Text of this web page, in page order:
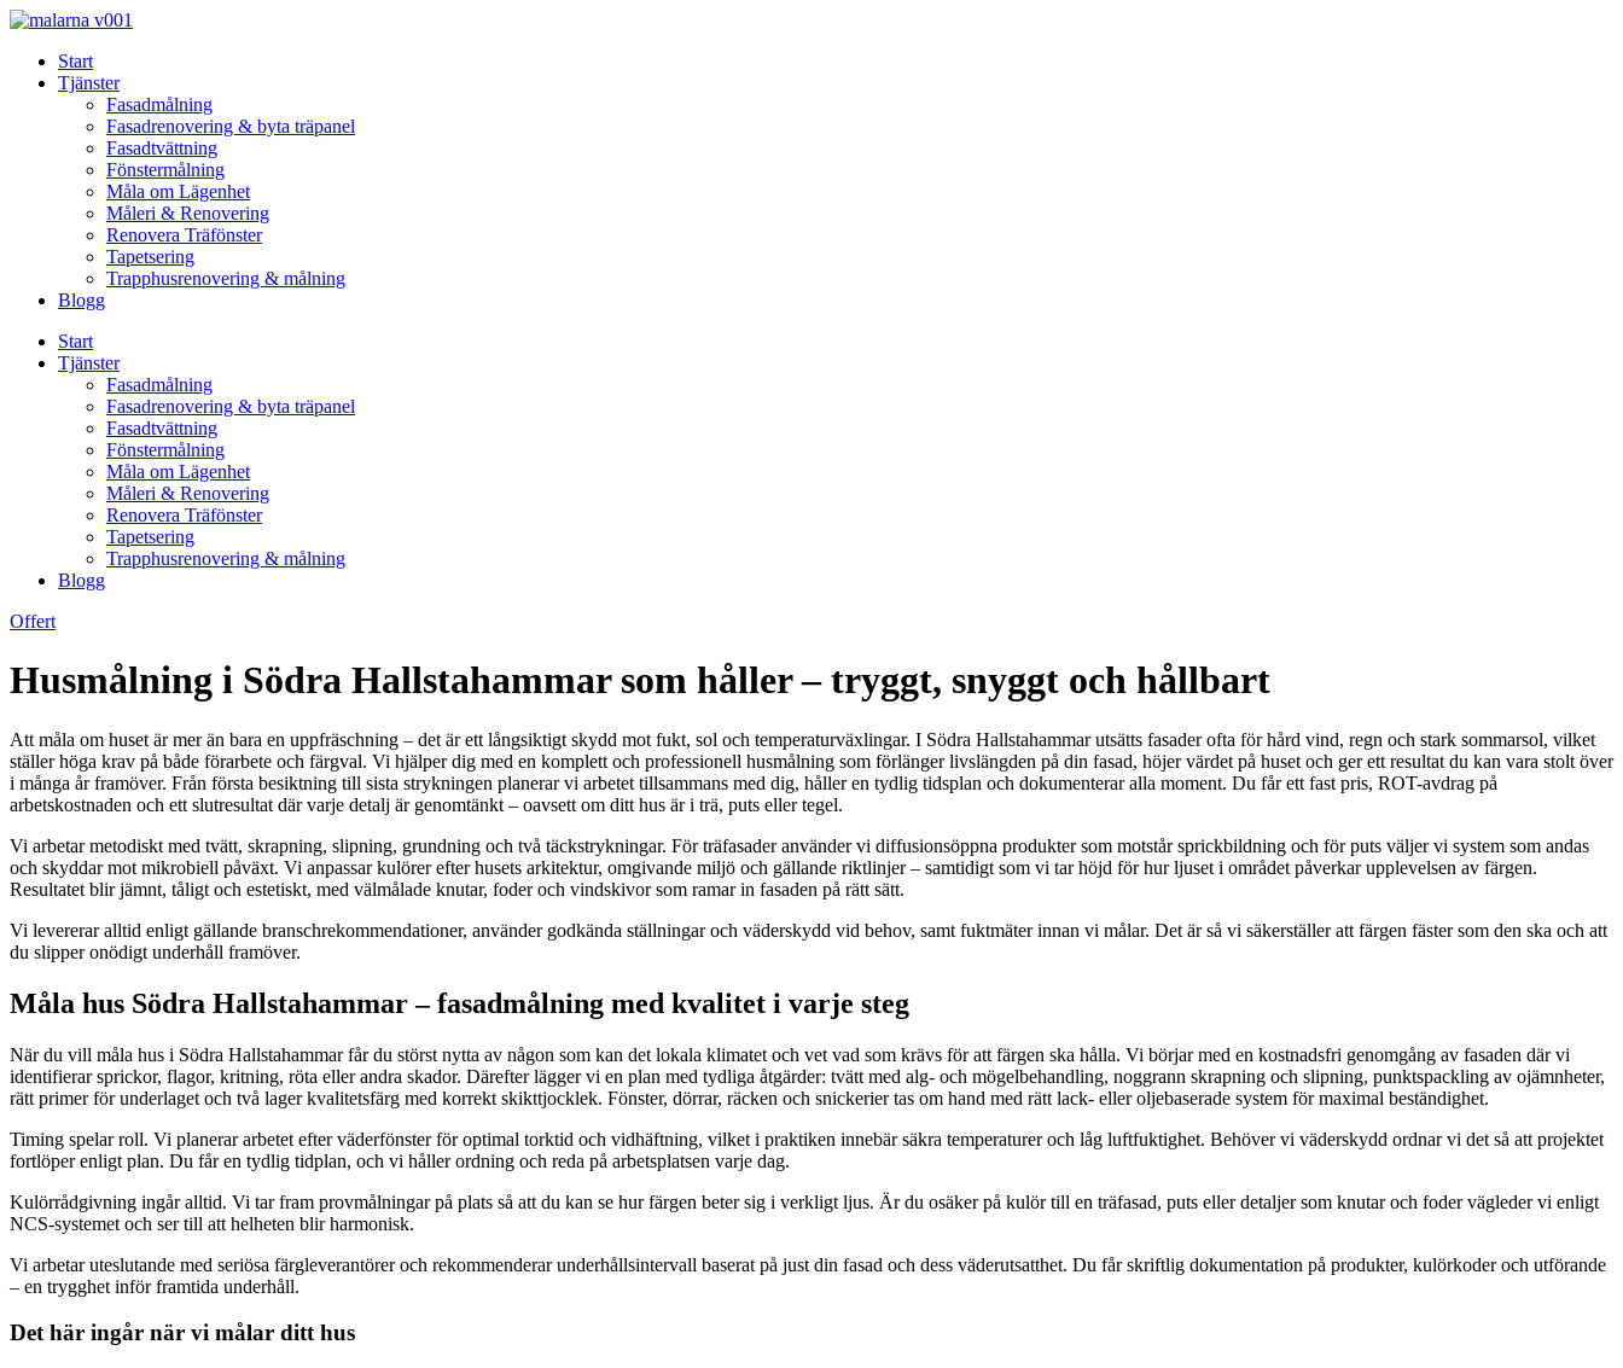
Skip
contentStart
Tjänster
Fasadmålning
Fasadrenovering & byta träpanel
Fasadtvättning
Fönstermålning
Måla om Lägenhet
Måleri & Renovering
Renovera Träfönster
Tapetsering
Trapphusrenovering & målning
Blogg
Start
Tjänster
Fasadmålning
Fasadrenovering & byta träpanel
Fasadtvättning
Fönstermålning
Måla om Lägenhet
Måleri & Renovering
Renovera Träfönster
Tapetsering
Trapphusrenovering & målning
Blogg
Offert
Husmålning i Södra Hallstahammar som håller – tryggt, snyggt och hållbart
Att måla om huset är mer än bara en uppfräschning – det är ett långsiktigt skydd mot fukt, sol och temperaturväxlingar. I Södra Hallstahammar utsätts fasader ofta för hård vind, regn och stark sommarsol, vilket
ställer höga krav på både förarbete och färgval. Vi hjälper dig med en komplett och professionell husmålning som förlänger livslängden på din fasad, höjer värdet på huset och ger ett resultat du kan vara stolt över
i många år framöver. Från första besiktning till sista strykningen planerar vi arbetet tillsammans med dig, håller en tydlig tidsplan och dokumenterar alla moment. Du får ett fast pris, ROT-avdrag på
arbetskostnaden och ett slutresultat där varje detalj är genomtänkt – oavsett om ditt hus är i trä, puts eller tegel.
Vi arbetar metodiskt med tvätt, skrapning, slipning, grundning och två täckstrykningar. För träfasader använder vi diffusionsöppna produkter som motstår sprickbildning och för puts väljer vi system som andas
och skyddar mot mikrobiell påväxt. Vi anpassar kulörer efter husets arkitektur, omgivande miljö och gällande riktlinjer – samtidigt som vi tar höjd för hur ljuset i området påverkar upplevelsen av färgen.
Resultatet blir jämnt, tåligt och estetiskt, med välmålade knutar, foder och vindskivor som ramar in fasaden på rätt sätt.
Vi levererar alltid enligt gällande branschrekommendationer, använder godkända ställningar och väderskydd vid behov, samt fuktmäter innan vi målar. Det är så vi säkerställer att färgen fäster som den ska och att
du slipper onödigt underhåll framöver.
Måla hus Södra Hallstahammar – fasadmålning med kvalitet i varje steg
När du vill måla hus i Södra Hallstahammar får du störst nytta av någon som kan det lokala klimatet och vet vad som krävs för att färgen ska hålla. Vi börjar med en kostnadsfri genomgång av fasaden där vi
identifierar sprickor, flagor, kritning, röta eller andra skador. Därefter lägger vi en plan med tydliga åtgärder: tvätt med alg- och mögelbehandling, noggrann skrapning och slipning, punktspackling av ojämnheter,
rätt primer för underlaget och två lager kvalitetsfärg med korrekt skikttjocklek. Fönster, dörrar, räcken och snickerier tas om hand med rätt lack- eller oljebaserade system för maximal beständighet.
Timing spelar roll. Vi planerar arbetet efter väderfönster för optimal torktid och vidhäftning, vilket i praktiken innebär säkra temperaturer och låg luftfuktighet. Behöver vi väderskydd ordnar vi det så att projektet
fortlöper enligt plan. Du får en tydlig tidplan, och vi håller ordning och reda på arbetsplatsen varje dag.
Kulörrådgivning ingår alltid. Vi tar fram provmålningar på plats så att du kan se hur färgen beter sig i verkligt ljus. Är du osäker på kulör till en träfasad, puts eller detaljer som knutar och foder vägleder vi enligt
NCS-systemet och ser till att helheten blir harmonisk.
Vi arbetar uteslutande med seriösa färgleverantörer och rekommenderar underhållsintervall baserat på just din fasad och dess väderutsatthet. Du får skriftlig dokumentation på produkter, kulörkoder och utförande
– en trygghet inför framtida underhåll.
Det här ingår när vi målar ditt hus